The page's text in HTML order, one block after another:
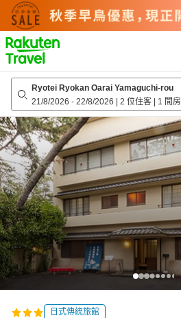
to
top
page
Ryotei Ryokan Oarai Yamaguchi-rou
21/8/2026 - 22/8/2026 | 2 位住客 | 1 間房
日式傳統旅館